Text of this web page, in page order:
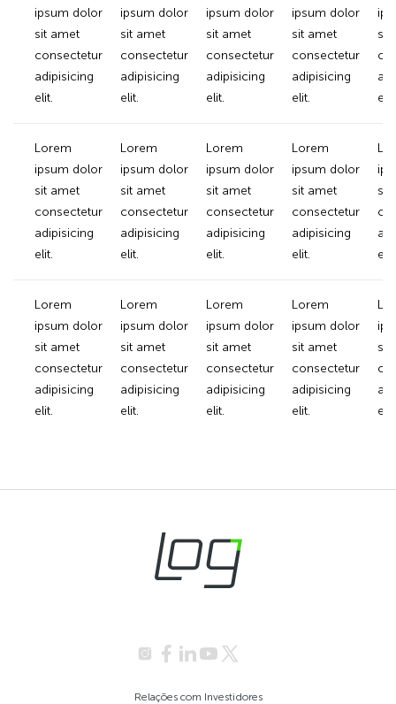
ipsum dolor
sit amet
consectetur
adipisicing
elit.
ipsum dolor
sit amet
consectetur
adipisicing
elit.
ipsum dolor
sit amet
consectetur
adipisicing
elit.
ipsum dolor
sit amet
consectetur
adipisicing
elit.
sit
elit.
Lorem
ipsum dolor
sit amet
consectetur
adipisicing
elit.
Lorem
ipsum dolor
sit amet
consectetur
adipisicing
elit.
Lorem
ipsum dolor
sit amet
consectetur
adipisicing
elit.
Lorem
ipsum dolor
sit amet
consectetur
adipisicing
elit.
sit
elit.
Lorem
ipsum dolor
sit amet
consectetur
adipisicing
elit.
Lorem
ipsum dolor
sit amet
consectetur
adipisicing
elit.
Lorem
ipsum dolor
sit amet
consectetur
adipisicing
elit.
Lorem
ipsum dolor
sit amet
consectetur
adipisicing
elit.
sit
elit.
Relações com Investidores